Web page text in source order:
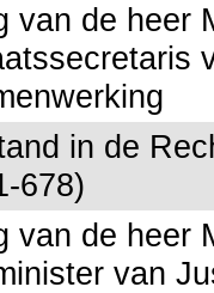
van de heer
in de
678)
van de heer
van